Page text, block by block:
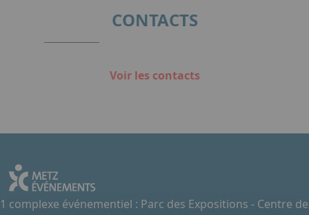
CONTACTS
Voir les contacts
1 complexe événementiel : Parc des Expositions - Centre de